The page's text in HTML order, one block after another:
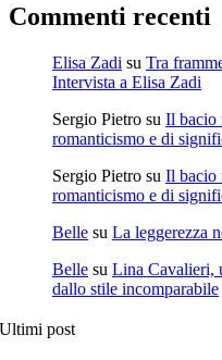
Commenti recenti
Elisa Zadi su Tra
Intervista a Elisa Zadi
Sergio Pietro su Il bacio
romanticismo e di
Sergio Pietro su Il bacio
romanticismo e di
Belle su La leggerezza
Belle su Lina Cavalieri,
dallo stile incomparabile
Ultimi post